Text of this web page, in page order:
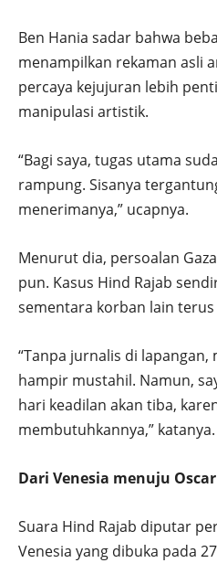
Ben Hania sadar bahwa
menampilkan rekaman asli
percaya kejujuran lebih
manipulasi artistik.
“Bagi saya, tugas utama
rampung. Sisanya
menerimanya,” ucapnya.
Menurut dia, persoalan
pun. Kasus Hind Rajab
sementara korban lain
“Tanpa jurnalis di lapangan,
hampir mustahil. Namun,
hari keadilan akan tiba,
membutuhkannya,” katanya.
Dari Venesia menuju Oscar
Suara Hind Rajab diputar
Venesia yang dibuka pada